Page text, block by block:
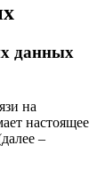
данных
на
настоящее
–